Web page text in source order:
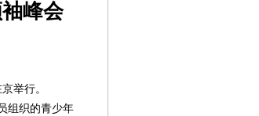
峰会
举行。
组织的青少年